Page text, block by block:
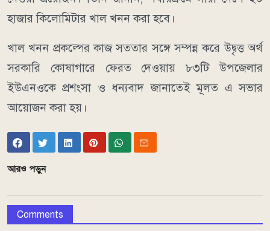
হাজার কিলোমিটার খাল খনন করা হবে।
খাল খনন প্রকল্পের কাজ সততার সঙ্গে সম্পন্ন করে উদ্বৃত্ত অর্থ
সরকারি কোষাগারে ফেরত দেওয়ায় ৮৩টি উপজেলার
ইউএনওকে প্রশংসা ও ধন্যবাদ জানাতেই মূলত এ সভার
আয়োজন করা হয়।
আরও পড়ুন
Comments